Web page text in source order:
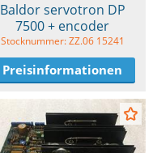
Baldor servotron DP
7500 + encoder
Stocknummer: ZZ.06 15241
Preisinformationen